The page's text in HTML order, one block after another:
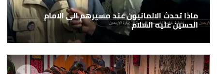
ماذا تحدث الالمانيون عند مسيرهم الى الامام
الحسين عليه السلام